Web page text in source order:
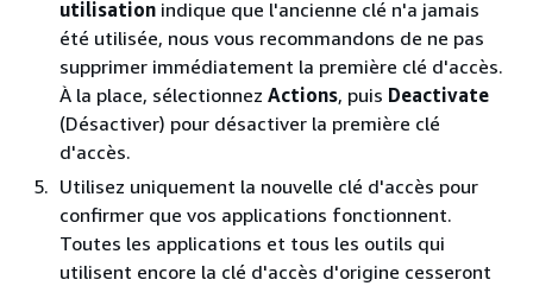
utilisation indique que l'ancienne clé n'a jamais
été utilisée, nous vous recommandons de ne pas
supprimer immédiatement la première clé d'accès.
À la place, sélectionnez Actions, puis Deactivate
(Désactiver) pour désactiver la première clé
d'accès.
Utilisez uniquement la nouvelle clé d'accès pour
confirmer que vos applications fonctionnent.
Toutes les applications et tous les outils qui
utilisent encore la clé d'accès d'origine cesseront